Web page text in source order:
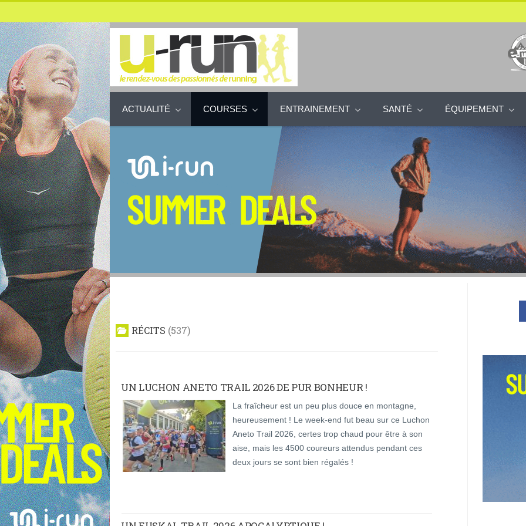
ACTUALITÉ COURSES ENTRAINEMENT SANTÉ ÉQUIPEMENT
RÉCITS 537
UN LUCHON ANETO TRAIL 2026 DE PUR BONHEUR !
La fraîcheur est un peu plus douce en montagne,
heureusement ! Le week-end fut beau sur ce Luchon
Aneto Trail 2026, certes trop chaud pour être à son
aise, mais les 4500 coureurs attendus pendant ces
deux jours se sont bien régalés !